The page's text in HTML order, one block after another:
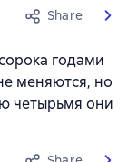
Share
годами
меняются, но
четырьмя они